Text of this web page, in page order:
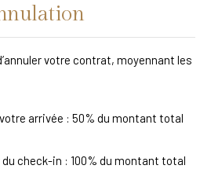
votre contrat, moyennant les
arrivée : 50% du montant total
check-in : 100% du montant total